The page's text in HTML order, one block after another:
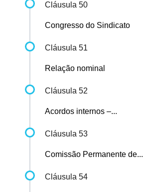
Cláusula 50
Congresso do Sindicato
Cláusula 51
Relação nominal
Cláusula 52
Acordos internos –...
Cláusula 53
Comissão Permanente de...
Cláusula 54